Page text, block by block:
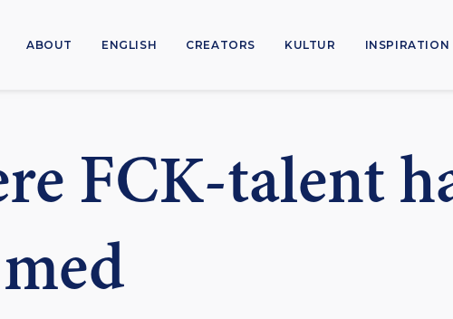
ABOUT ENGLISH CREATORS KULTUR INSPIRATION
FCK-talent